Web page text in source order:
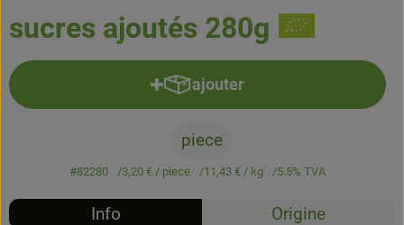
sucres ajoutés 280g
ajouter
Ajouter le produit au panier
piece
#82280 3,20 € / piece 11,43 € / kg 5.5% TVA
Info Origine